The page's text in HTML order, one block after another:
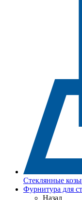
Стеклянные
Фурнитура для
Назад